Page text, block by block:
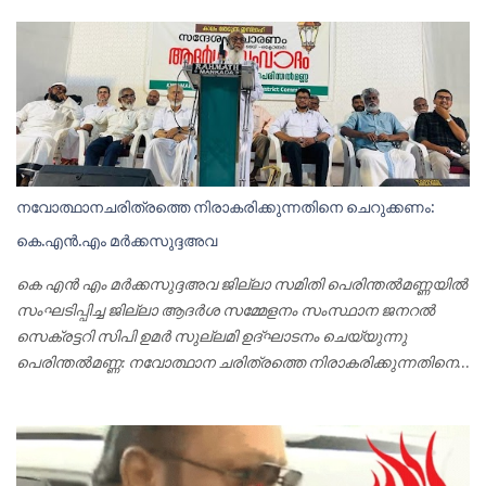
നവോത്ഥാനചരിത്രത്തെ നിരാകരിക്കുന്നതിനെ ചെറുക്കണം:
കെ.എൻ.എം മർക്കസുദ്ദഅവ
കെ എൻ എം മർക്കസുദ്ദഅവ ജില്ലാ സമിതി പെരിന്തൽമണ്ണയിൽ
സംഘടിപ്പിച്ച ജില്ലാ ആദർശ സമ്മേളനം സംസ്ഥാന ജനറൽ
സെക്രട്ടറി സിപി ഉമർ സുല്ലമി ഉദ്ഘാടനം ചെയ്യുന്നു
പെരിന്തൽമണ്ണ: നവോത്ഥാന ചരിത്രത്തെ നിരാകരിക്കുന്നതിനെ
ആദർശപ്പോരാട്ടം ശക്തമാക്കുമെന്നും മുജാഹിദ് ജില്ലാ ആദർശ
സമ്മേളനം ആവശ്യപ്പെട്ടു. കാലം തേടുന്ന ഇസ്ലാഹ് എന്ന